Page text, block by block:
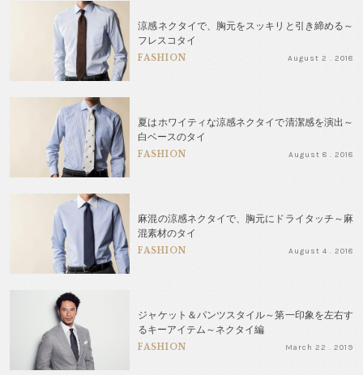
涼感ネクタイで、胸元をスッキリと引き締める～
フレスコタイ
FASHION August 2 . 2018
夏はホワイティな涼感ネクタイで清潔感を演出～
白ベースのタイ
FASHION August 8 . 2018
麻混の涼感ネクタイで、胸元にドライタッチ～麻
混素材のタイ
FASHION August 4 . 2018
ジャケット＆パンツスタイル～第一印象を左右す
るキーアイテム～ネクタイ編
FASHION March 22 . 2019